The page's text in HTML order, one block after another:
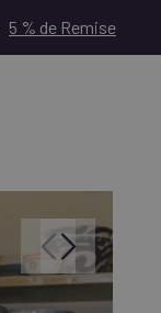
5 % de Remise